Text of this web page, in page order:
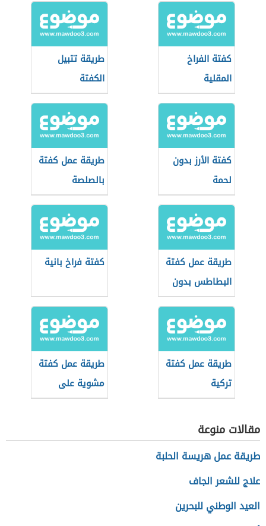
كفتة الفراخ
المقلية
طريقة تتبيل
الكفتة
كفتة الأرز بدون
لحمة
طريقة عمل كفتة
بالصلصة
طريقة عمل كفتة
البطاطس بدون
لحم
كفتة فراخ بانية
طريقة عمل كفتة
تركية
طريقة عمل كفتة
مشوية على
السيخ
مقالات منوعة
طريقة عمل هريسة الحلبة
علاج للشعر الجاف
العيد الوطني للبحرين